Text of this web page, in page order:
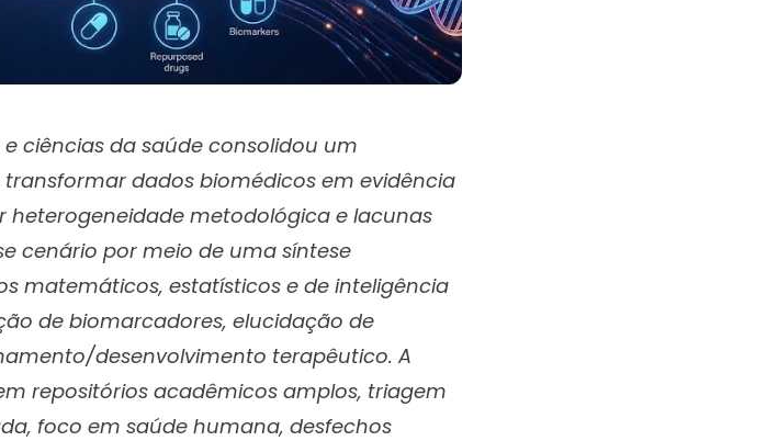
ciências da saúde consolidou um
dados biomédicos em evidência
metodológica e lacunas
cenário por meio de uma síntese
matemáticos, estatísticos e de inteligência
de biomarcadores, elucidação de
desenvolvimento terapêutico. A
repositórios acadêmicos amplos, triagem
foco em saúde humana, desfechos